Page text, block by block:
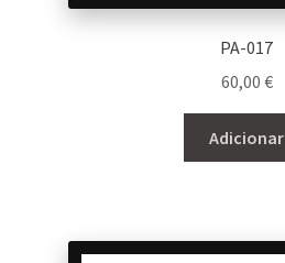
PA-017
60,00 €
Adicionar